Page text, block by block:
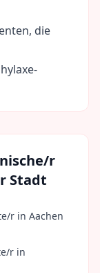
die
r
Stadt
r in Aachen
r in